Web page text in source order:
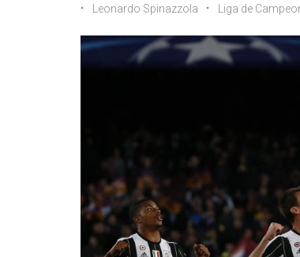
Leonardo Spinazzola
Liga de